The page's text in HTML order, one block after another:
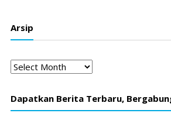
Arsip
Arsip
Dapatkan Berita Terbaru,